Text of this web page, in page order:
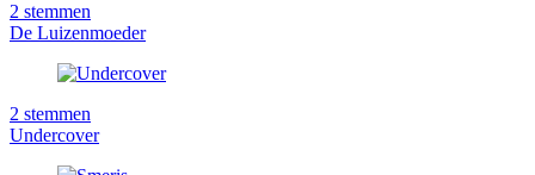
2 stemmen
De Luizenmoeder
2 stemmen
Undercover